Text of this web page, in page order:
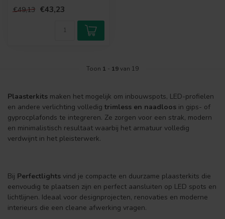
€49,13 €43,23
Toon 1 - 19van 19
Plaasterkits maken het mogelijk om inbouwspots, LED-profielen
en andere verlichting volledig trimless en naadloos in gips- of
gyprocplafonds te integreren. Ze zorgen voor een strak, modern
en minimalistisch resultaat waarbij het armatuur volledig
verdwijnt in het pleisterwerk.
Bij Perfectlights vind je compacte en duurzame plaasterkits die
eenvoudig te plaatsen zijn en perfect aansluiten op LED spots en
lichtlijnen. Ideaal voor designprojecten, renovaties en moderne
interieurs die een cleane afwerking vragen.